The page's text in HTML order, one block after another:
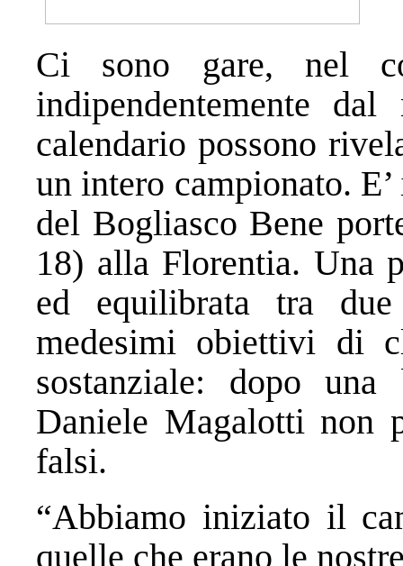
Ci sono gare, nel
indipendentemente
calendario possono
un intero campionato.
del Bogliasco Bene
18) alla Florentia. Una
ed equilibrata tra
medesimi obiettivi di
sostanziale: dopo
Daniele Magalotti non
falsi.
“Abbiamo iniziato il
quelle che erano le